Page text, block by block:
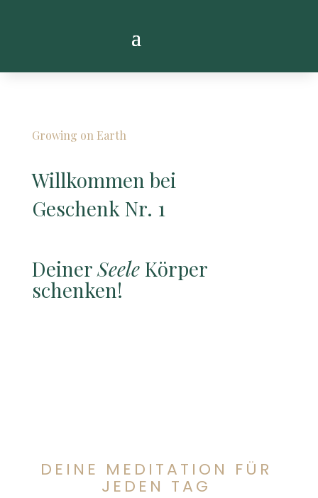
Growing on Earth
Willkommen bei
Geschenk Nr. 1
DeinerSeeleKörper
schenken!
DEINE MEDITATION FÜR
JEDEN TAG